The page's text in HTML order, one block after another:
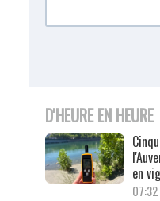
D'HEURE EN HEURE
en
07:32